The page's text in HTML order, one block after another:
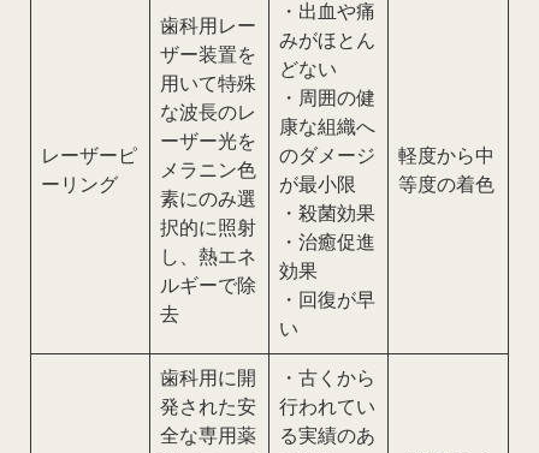
レーザーピ
ーリング
歯科用レー
ザー装置を
用いて特殊
な波長のレ
ーザー光を
メラニン色
素にのみ選
択的に照射
し、熱エネ
ルギーで除
去
・出血や痛
みがほとん
どない
・周囲の健
康な組織へ
のダメージ
が最小限
・殺菌効果
・治癒促進
効果
・回復が早
い
軽度から中
等度の着色
歯科用に開
発された安
全な専用薬
・古くから
行われてい
る実績のあ